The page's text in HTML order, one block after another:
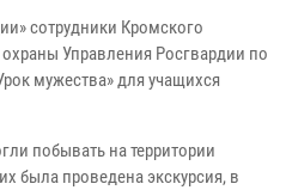
сотрудники Кромского
Управления Росгвардии по
мужества» для учащихся
побывать на территории
была проведена экскурсия, в